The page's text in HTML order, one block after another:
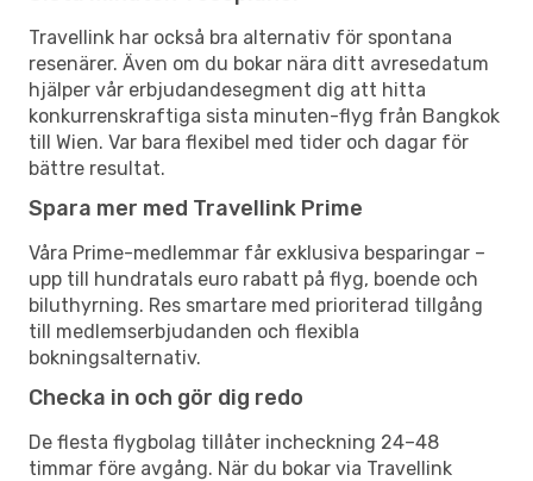
Travellink har också bra alternativ för spontana
resenärer. Även om du bokar nära ditt avresedatum
hjälper vår erbjudandesegment dig att hitta
konkurrenskraftiga sista minuten-flyg från Bangkok
till Wien. Var bara flexibel med tider och dagar för
bättre resultat.
Spara mer med Travellink Prime
Våra Prime-medlemmar får exklusiva besparingar –
upp till hundratals euro rabatt på flyg, boende och
biluthyrning. Res smartare med prioriterad tillgång
till medlemserbjudanden och flexibla
bokningsalternativ.
Checka in och gör dig redo
De flesta flygbolag tillåter incheckning 24–48
timmar före avgång. När du bokar via Travellink